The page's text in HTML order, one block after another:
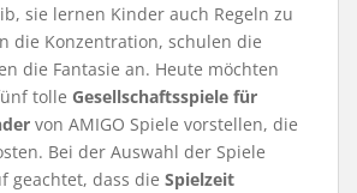
sie lernen Kinder auch Regeln zu
die Konzentration, schulen die
die Fantasie an. Heute möchten
tolle Gesellschaftsspiele für
von AMIGO Spiele vorstellen, die
Bei der Auswahl der Spiele
geachtet, dass die Spielzeit